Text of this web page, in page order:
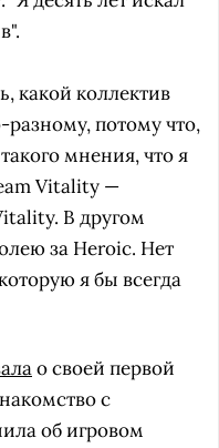
какой коллектив
разному, потому что,
мнения, что я
Vitality —
В другом
за Heroic. Нет
я бы всегда
о своей первой
с
об игровом